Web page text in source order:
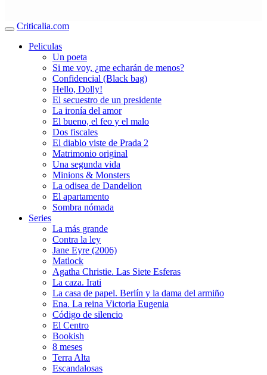
Criticalia.com
Peliculas
Un poeta
Si me voy, ¿me echarán de menos?
Confidencial (Black bag)
Hello, Dolly!
El secuestro de un presidente
La ironía del amor
El bueno, el feo y el malo
Dos fiscales
El diablo viste de Prada 2
Matrimonio original
Una segunda vida
Minions & Monsters
La odisea de Dandelion
El apartamento
Sombra nómada
Series
La más grande
Contra la ley
Jane Eyre (2006)
Matlock
Agatha Christie. Las Siete Esferas
La caza. Irati
La casa de papel. Berlín y la dama del armiño
Ena. La reina Victoria Eugenia
Código de silencio
El Centro
Bookish
8 meses
Terra Alta
Escandalosas